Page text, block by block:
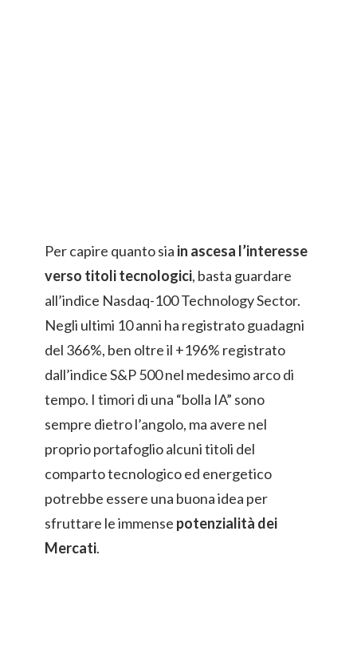
Per capire quanto sia in ascesa l’interesse
verso titoli tecnologici, basta guardare
all’indice Nasdaq-100 Technology Sector.
Negli ultimi 10 anni ha registrato guadagni
del 366%, ben oltre il +196% registrato
dall’indice S&P 500 nel medesimo arco di
tempo. I timori di una “bolla IA” sono
sempre dietro l’angolo, ma avere nel
proprio portafoglio alcuni titoli del
comparto tecnologico ed energetico
potrebbe essere una buona idea per
sfruttare le immense potenzialità dei
Mercati.